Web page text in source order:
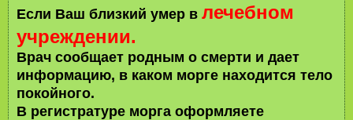
Если Ваш близкий умер в лечебном
учреждении.
Врач сообщает родным о смерти и дает
информацию, в каком морге находится тело
покойного.
В регистратуре морга оформляете